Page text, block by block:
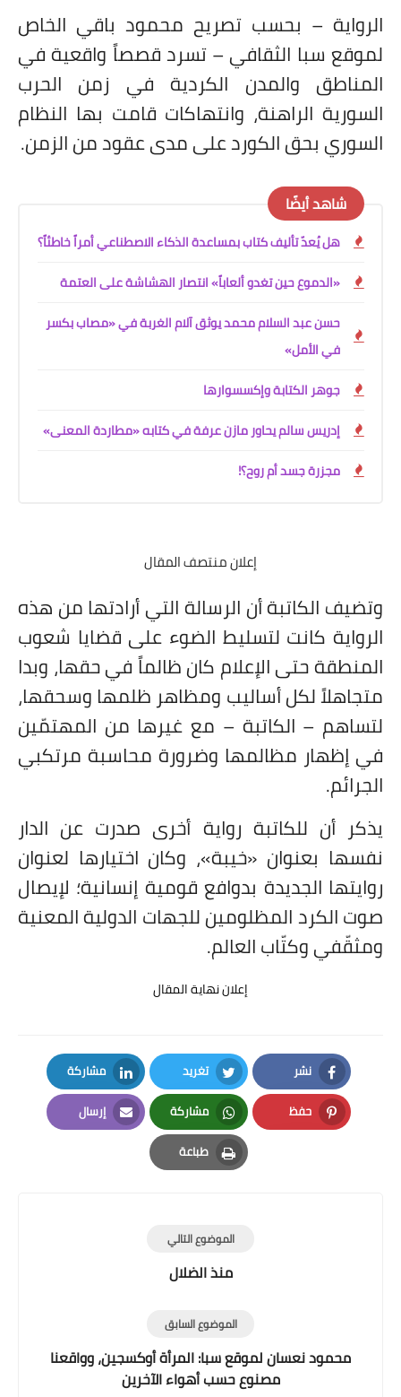
الرواية – بحسب تصريح محمود باقي الخاص
لموقع سبا الثقافي – تسرد قصصاً واقعية في
المناطق والمدن الكردية في زمن الحرب
السورية الراهنة، وانتهاكات قامت بها النظام
السوري بحق الكورد على مدى عقود من الزمن.
شاهد أيضًا
هل يُعدّ تأليف كتاب بمساعدة الذكاء الاصطناعي أمراً خاطئاً؟
«الدموع حين تغدو ألعاباً» انتصار الهشاشة على العتمة
حسن عبد السلام محمد يوثق آلام الغربة في «مصاب بكسر
في الأمل»
جوهر الكتابة وإكسسوارها
إدريس سالم يحاور مازن عرفة في كتابه «مطاردة المعنى»
مجزرة جسد أم روح؟!
إعلان منتصف المقال
وتضيف الكاتبة أن الرسالة التي أرادتها من هذه
الرواية كانت لتسليط الضوء على قضايا شعوب
المنطقة حتى الإعلام كان ظالماً في حقها، وبدا
متجاهلاً لكل أساليب ومظاهر ظلمها وسحقها،
لتساهم – الكاتبة – مع غيرها من المهتمّين
في إظهار مظالمها وضرورة محاسبة مرتكبي
الجرائم.
يذكر أن للكاتبة رواية أخرى صدرت عن الدار
نفسها بعنوان «خيبة»، وكان اختيارها لعنوان
روايتها الجديدة بدوافع قومية إنسانية؛ لإيصال
صوت الكرد المظلومين للجهات الدولية المعنية
ومثقّفي وكتّاب العالم.
إعلان نهاية المقال
نشر
Facebook
تغريد
Twitter
مشاركة
LinkedIn
حفظ
Pinterest
مشاركة
Whatsapp
إرسال
Email
طباعة
Print
الموضوع التالي
منذ الضلال
الموضوع السابق
محمود نعسان لموقع سبا: المرأة أوكسجين، وواقعنا
مصنوع حسب أهواء الآخرين